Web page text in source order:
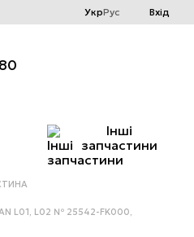
УкрРус Вхід
Інші
запчастини
L01, L02 № 25542-FK000,